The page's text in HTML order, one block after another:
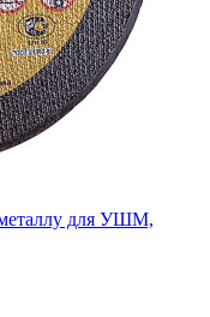
для УШМ,